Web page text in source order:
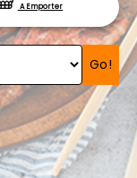
A Emporter
Go!